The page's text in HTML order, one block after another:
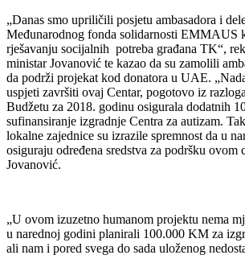
„Danas smo upriličili posjetu ambasadora i
Međunarodnog fonda solidarnosti EMMAUS
rješavanju socijalnih potreba građana TK“,
ministar Jovanović te kazao da su zamolili
da podrži projekat kod donatora u UAE.
uspjeti završiti ovaj Centar, pogotovo iz
Budžetu za 2018. godinu osigurala dodatnih
sufinansiranje izgradnje Centra za autizam.
lokalne zajednice su izrazile spremnost da u
osiguraju određena sredstva za podršku ovom
Jovanović.
„U ovom izuzetno humanom projektu nema
u narednoj godini planirali 100.000 KM za
ali nam i pored svega do sada uloženog